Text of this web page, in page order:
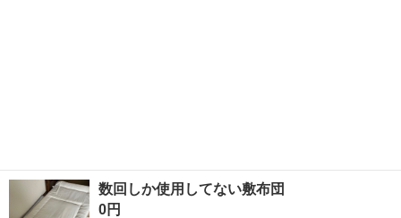
数回しか使用してない敷布団
0円